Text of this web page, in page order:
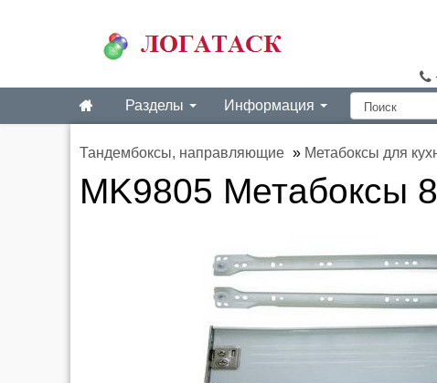
Разделы
Информация
Тандембоксы, направляющие » Метабоксы для
MK9805 Метабоксы